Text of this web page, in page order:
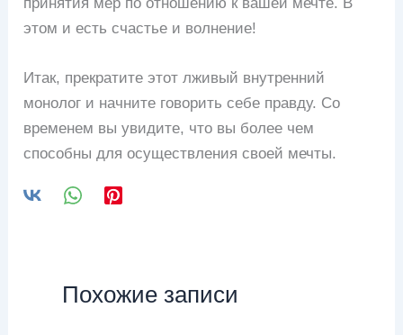
этом и есть счастье и волнение!
Итак, прекратите этот лживый внутренний
монолог и начните говорить себе правду. Со
временем вы увидите, что вы более чем
способны для осуществления своей мечты.
Похожие записи